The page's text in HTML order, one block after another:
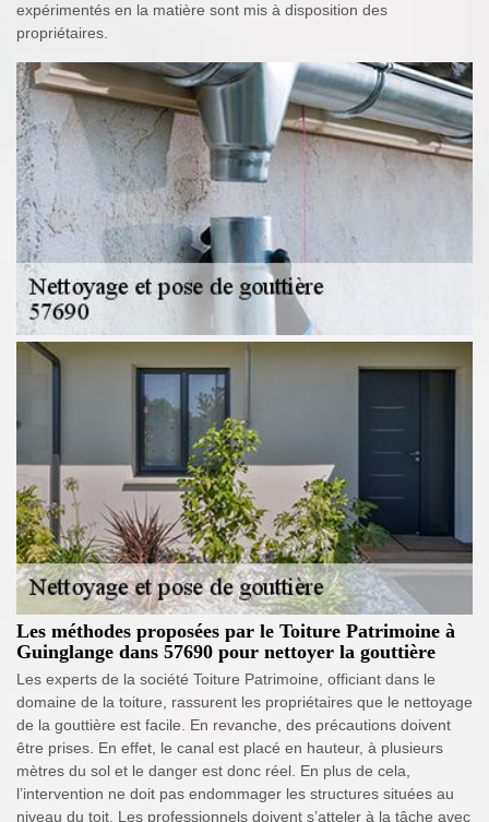
expérimentés en la matière sont mis à disposition des
propriétaires.
Les méthodes proposées par le Toiture Patrimoine à
Guinglange dans 57690 pour nettoyer la gouttière
Les experts de la société Toiture Patrimoine, officiant dans le
domaine de la toiture, rassurent les propriétaires que le nettoyage
de la gouttière est facile. En revanche, des précautions doivent
être prises. En effet, le canal est placé en hauteur, à plusieurs
mètres du sol et le danger est donc réel. En plus de cela,
l’intervention ne doit pas endommager les structures situées au
niveau du toit. Les professionnels doivent s’atteler à la tâche avec